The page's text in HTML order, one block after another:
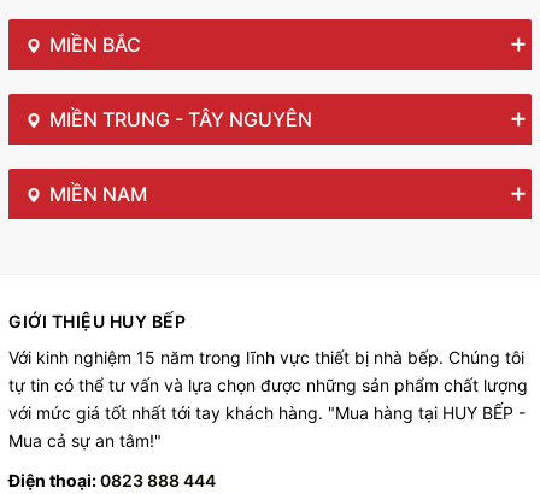
MIỀN BẮC
MIỀN TRUNG - TÂY NGUYÊN
MIỀN NAM
GIỚI THIỆU HUY BẾP
Với kinh nghiệm 15 năm trong lĩnh vực thiết bị nhà bếp. Chúng tôi
tự tin có thể tư vấn và lựa chọn được những sản phẩm chất lượng
với mức giá tốt nhất tới tay khách hàng. "Mua hàng tại HUY BẾP -
Mua cả sự an tâm!"
Điện thoại:0823 888 444